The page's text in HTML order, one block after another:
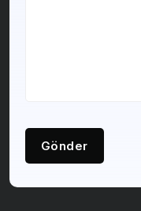
Gönder